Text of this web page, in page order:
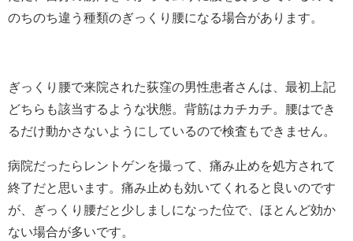
のちのち違う種類のぎっくり腰になる場合があります。
ぎっくり腰で来院された荻窪の男性患者さんは、最初上記
どちらも該当するような状態。背筋はカチカチ。腰はでき
るだけ動かさないようにしているので検査もできません。
病院だったらレントゲンを撮って、痛み止めを処方されて
終了だと思います。痛み止めも効いてくれると良いのです
が、ぎっくり腰だと少しましになった位で、ほとんど効か
ない場合が多いです。